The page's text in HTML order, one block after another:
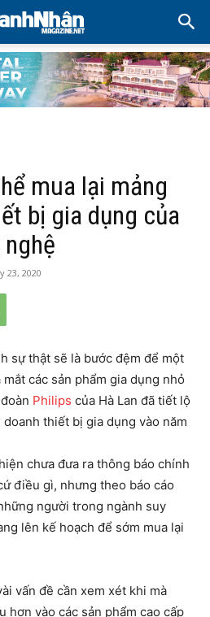
mua lại mảng
bị gia dụng của
23, 2020
sự thật sẽ là bước đệm để một
các sản phẩm gia dụng nhỏ
Philips của Hà Lan đã tiết lộ
thiết bị gia dụng vào năm
chưa đưa ra thông báo chính
điều gì, nhưng theo báo cáo
người trong ngành suy
lên kế hoạch để sớm mua lại
vấn đề cần xem xét khi mà
hơn vào các sản phẩm cao cấp